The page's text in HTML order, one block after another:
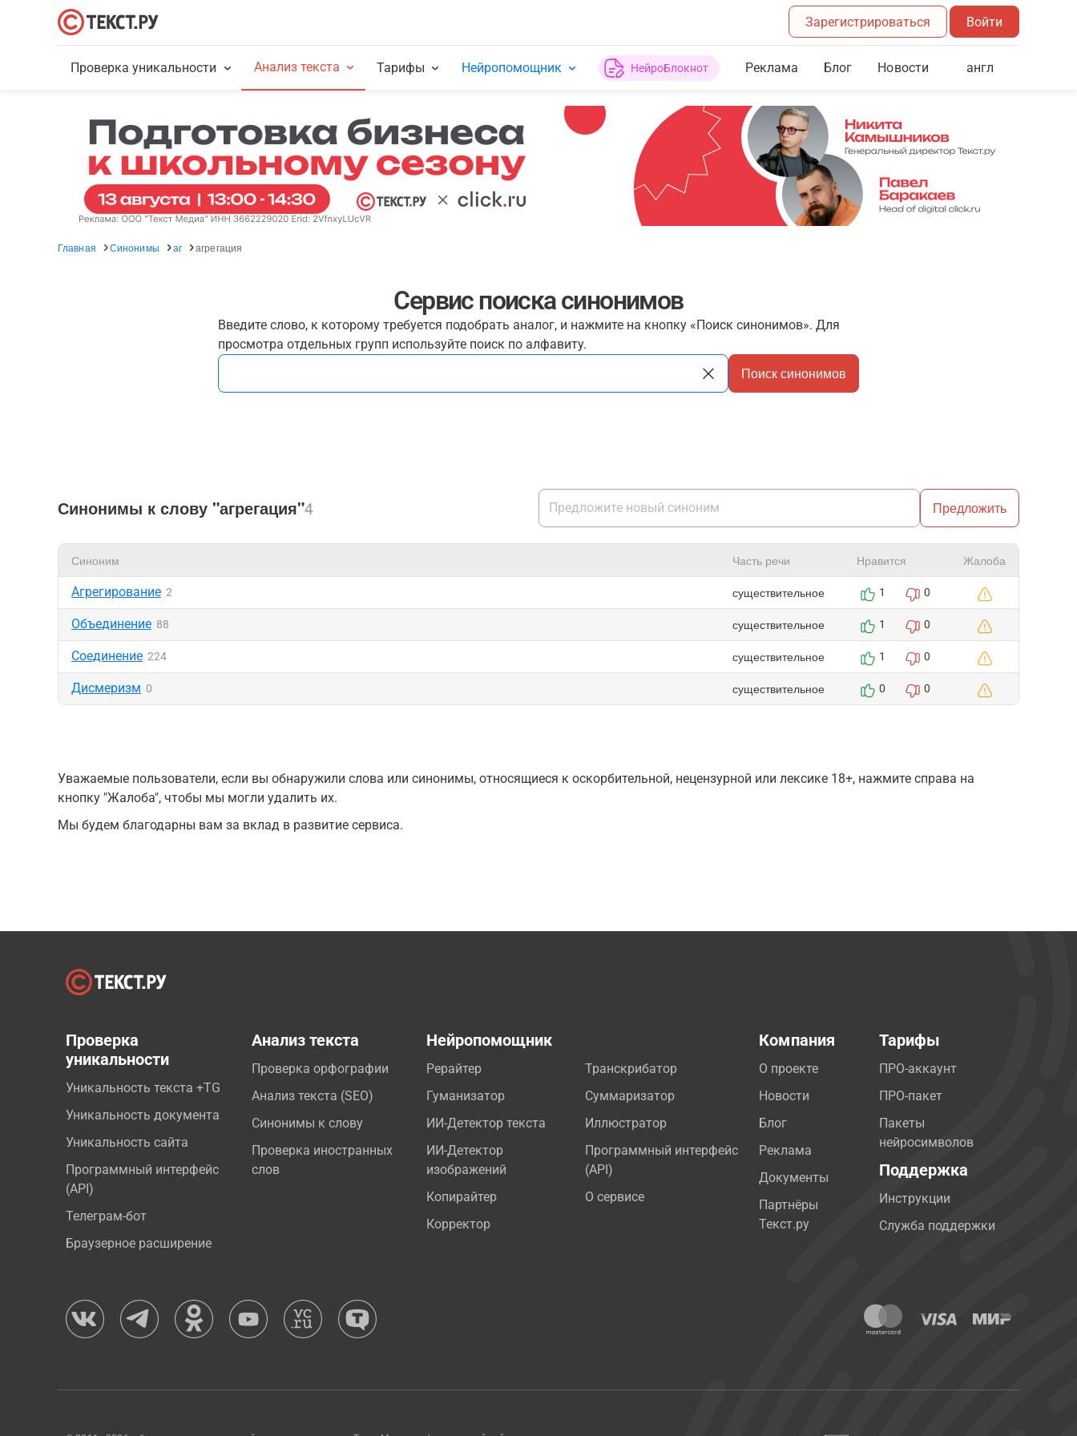
Зарегистрироваться Войти
Проверка уникальности Анализ текста Тарифы Нейропомощник НейроБлокнот Реклама Блог Новости англ
Главная Синонимы аг агрегация
Сервис поиска синонимов
Введите слово, к которому требуется подобрать аналог, и нажмите на кнопку «Поиск синонимов». Для
просмотра отдельных групп используйте поиск по алфавиту.
Поиск синонимов
Синонимы к слову "агрегация"4 Предложить
Синоним Часть речи Нравится Жалоба
Агрегирование 2 существительное 1 0
Объединение 88 существительное 1 0
Соединение 224 существительное 1 0
Дисмеризм 0 существительное 0 0
Уважаемые пользователи, если вы обнаружили слова или синонимы, относящиеся к оскорбительной, нецензурной или лексике 18+, нажмите справа на
кнопку "Жалоба", чтобы мы могли удалить их.
Мы будем благодарны вам за вклад в развитие сервиса.
Проверка
уникальности
Уникальность текста +TG
Уникальность документа
Уникальность сайта
Программный интерфейс
(API)
Телеграм-бот
Браузерное расширение
Анализ текста
Проверка орфографии
Анализ текста (SEO)
Синонимы к слову
Проверка иностранных
слов
Нейропомощник
Рерайтер
Гуманизатор
ИИ-Детектор текста
ИИ-Детектор
изображений
Копирайтер
Корректор
Транскрибатор
Суммаризатор
Иллюстратор
Программный интерфейс
(API)
О сервисе
Компания
О проекте
Новости
Блог
Реклама
Документы
Партнёры
Текст.ру
Тарифы
ПРО-аккаунт
ПРО-пакет
Пакеты
нейросимволов
Поддержка
Инструкции
Служба поддержки